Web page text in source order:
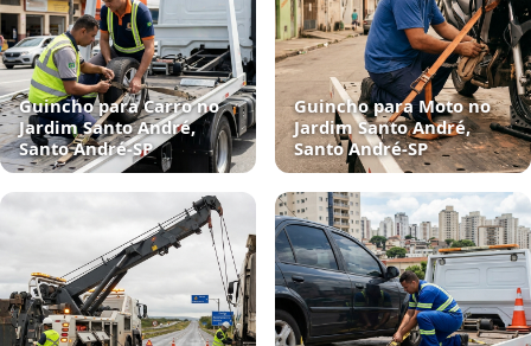
Guincho para Carro no
Jardim Santo André,
Santo André‑SP
Guincho para Moto no
Jardim Santo André,
Santo André‑SP